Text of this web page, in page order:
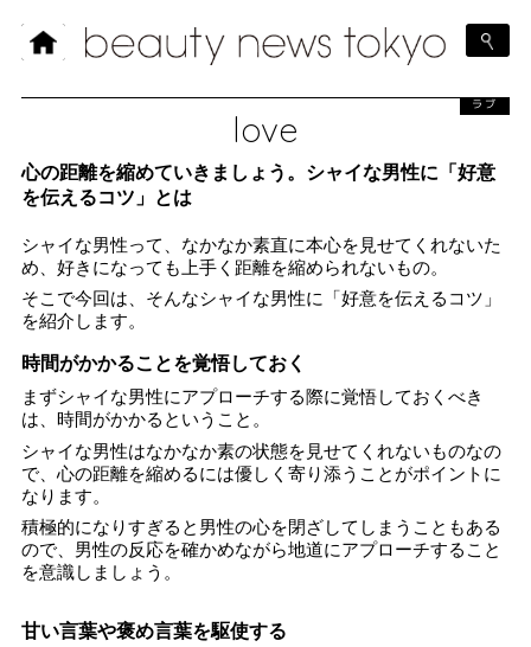
love
ラブ
心の距離を縮めていきましょう。シャイな男性に「好意
を伝えるコツ」とは
シャイな男性って、なかなか素直に本心を見せてくれないた
め、好きになっても上手く距離を縮められないもの。
そこで今回は、そんなシャイな男性に「好意を伝えるコツ」
を紹介します。
時間がかかることを覚悟しておく
まずシャイな男性にアプローチする際に覚悟しておくべき
は、時間がかかるということ。
シャイな男性はなかなか素の状態を見せてくれないものなの
で、心の距離を縮めるには優しく寄り添うことがポイントに
なります。
積極的になりすぎると男性の心を閉ざしてしまうこともある
ので、男性の反応を確かめながら地道にアプローチすること
を意識しましょう。
甘い言葉や褒め言葉を駆使する